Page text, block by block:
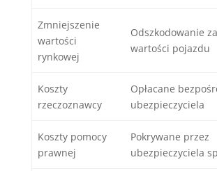
Zmniejszenie
wartości
rynkowej
Odszkodowanie
wartości pojazdu
Koszty
rzeczoznawcy
Opłacane
ubezpieczyciela
Koszty pomocy
prawnej
Pokrywane przez
ubezpieczyciela